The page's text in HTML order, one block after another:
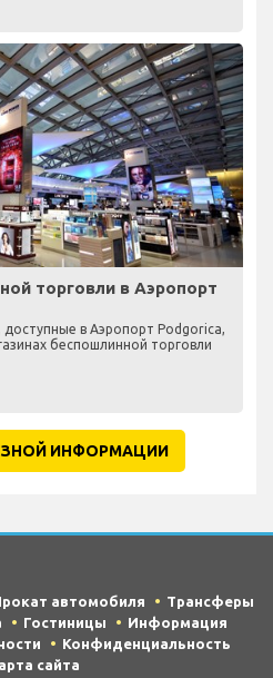
торговли в Аэропорт
в Аэропорт Podgorica,
беспошлинной торговли
ИНФОРМАЦИИ
автомобиля
Трансферы
Гостиницы
Информация
Конфиденциальность
сайта